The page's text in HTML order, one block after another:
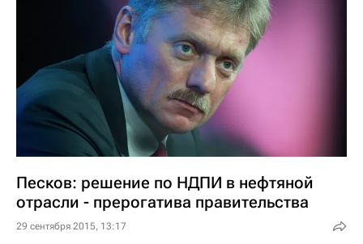
Песков: решение по НДПИ в нефтяной
отрасли - прерогатива правительства
29 сентября 2015, 13:17